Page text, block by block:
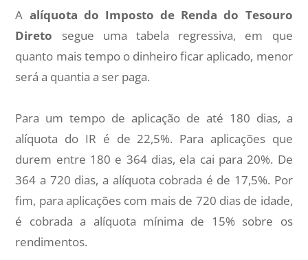
A alíquota do Imposto de Renda do Tesouro
Direto segue uma tabela regressiva, em que
quanto mais tempo o dinheiro ficar aplicado, menor
será a quantia a ser paga.
Para um tempo de aplicação de até 180 dias, a
alíquota do IR é de 22,5%. Para aplicações que
durem entre 180 e 364 dias, ela cai para 20%. De
364 a 720 dias, a alíquota cobrada é de 17,5%. Por
fim, para aplicações com mais de 720 dias de idade,
é cobrada a alíquota mínima de 15% sobre os
rendimentos.